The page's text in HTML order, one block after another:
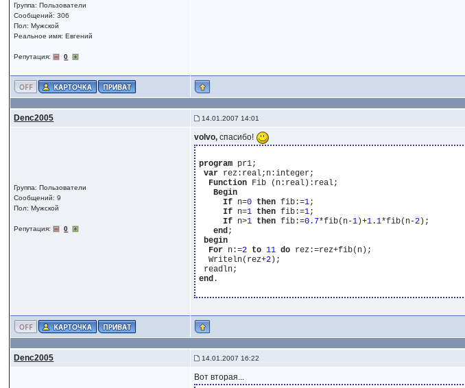
Группа: Пользователи
Сообщений: 306
Пол: Мужской
Реальное имя: Евгений
Репутация: 0
Denc2005 14.01.2007 14:01
Группа: Пользователи
Сообщений: 9
Пол: Мужской
Репутация: 0
volvo,спасибо!
program pr1;
var rez:real;n:integer;
Function Fib (n:real):real;
Begin
If n=0 then fib:=1;
If n=1 then fib:=1;
If n>1 then fib:=0.7*fib(n-1 )+1.1*fib(n-2 );
end;
begin
For n:=2 to 11 do rez:=rez+fib(n);
  Writeln(rez+
2 );
end .
Denc2005 14.01.2007 16:22
Вот вторая...